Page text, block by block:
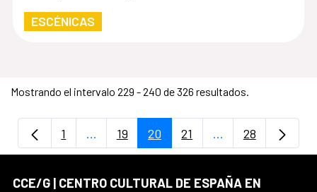
ESCÉNICAS
Mostrando el intervalo 229 - 240 de 326 resultados.
Página
1 ...Páginas intermedias Use TAB para
Página
19 Página
20 Página
21 ...PáginasPágina
28
CCE/G | CENTRO CULTURAL DE ESPAÑA EN